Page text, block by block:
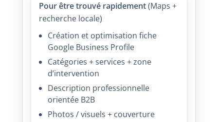
Pour être trouvé rapidement(Maps +
recherche locale)
Création et optimisation fiche
Google Business Profile
Catégories + services + zone
d’intervention
Description professionnelle
orientée B2B
Photos / visuels + couverture